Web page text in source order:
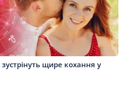
зустрінуть щире кохання у